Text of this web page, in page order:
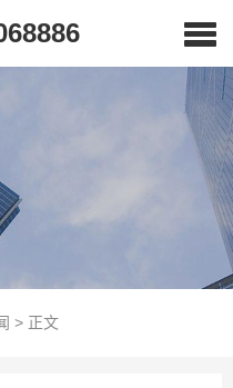
> 正文